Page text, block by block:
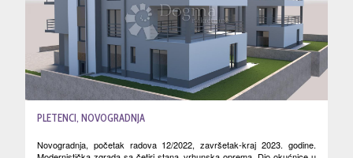
PLETENCI, NOVOGRADNJA
Novogradnja, početak radova 12/2022, završetak-kraj 2023. godine.